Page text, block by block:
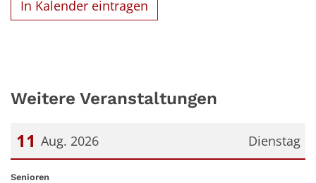
In Kalender eintragen
Weitere Veranstaltungen
Dienstag
11 Aug. 2026
Datum: 11. August 2026
Senioren